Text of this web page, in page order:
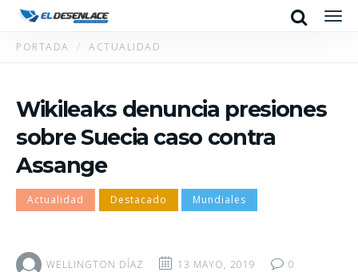
Search
PORTADA ACTUALIDAD
Wikileaks denuncia presiones
sobre Suecia caso contra
Assange
Actualidad Destacado Mundiales
WELLINGTON DÍAZ 13 MAYO, 2019 0